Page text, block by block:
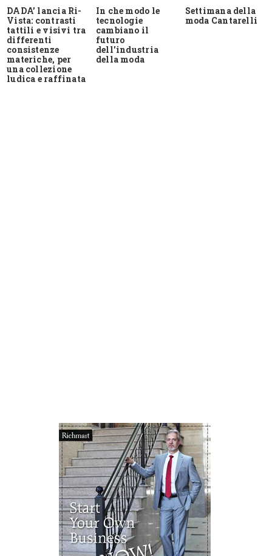
DADA’ lancia Ri-
Vista: contrasti
tattili e visivi tra
differenti
consistenze
materiche, per
una collezione
ludica e raffinata
In che modo le
tecnologie
cambiano il
futuro
dell'industria
della moda
Settimana della
moda Cantarelli